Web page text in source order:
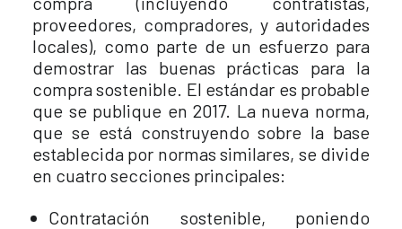
proveedores, compradores, y autoridades
locales), como parte de un esfuerzo para
demostrar las buenas prácticas para la
compra sostenible. El estándar es probable
que se publique en 2017. La nueva norma,
que se está construyendo sobre la base
establecida por normas similares, se divide
en cuatro secciones principales:
Contratación sostenible, poniendo